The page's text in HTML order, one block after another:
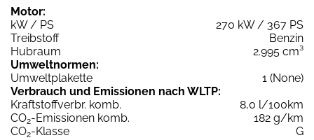
Motor:
kW / PS
270 kW / 367 PS
Treibstoff
Benzin
Hubraum
2.995 cm³
Umweltnormen:
Umweltplakette
1 (None)
Verbrauch und Emissionen nach WLTP:
Kraftstoffverbr. komb.
8,0 l/100km
CO2-Emissionen komb.
182 g/km
CO2-Klasse
G